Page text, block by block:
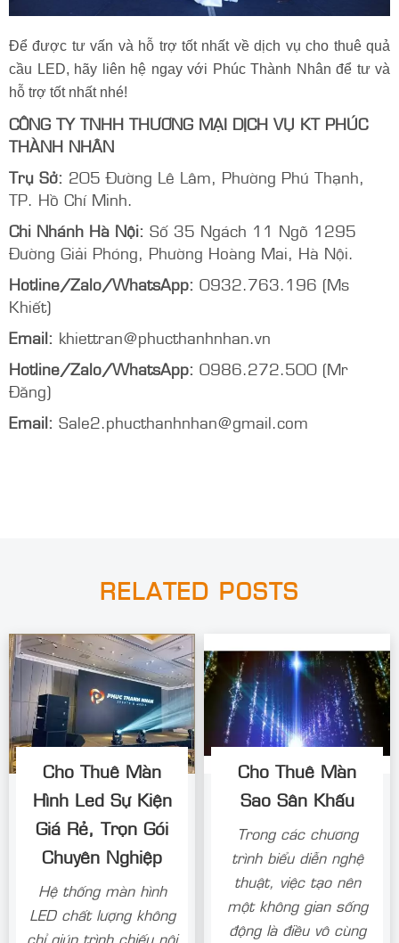
Để được tư vấn và hỗ trợ tốt nhất về dịch vụ cho thuê quả
cầu LED, hãy liên hệ ngay với Phúc Thành Nhân để tư và
CÔNG TY TNHH THƯƠNG MẠI DỊCH VỤ KT PHÚC
Trụ Sở:205 Đường Lê Lâm, Phường Phú Thạnh,
Chi Nhánh Hà Nội:
Khiết)
RELATED POSTS
Cho Thuê Màn
Hình Led Sự Kiện
Giá Rẻ, Trọn Gói
Chuyên Nghiệp
Cho Thuê Màn
Sao Sân Khấu
Trong các chương
trình biểu diễn nghệ